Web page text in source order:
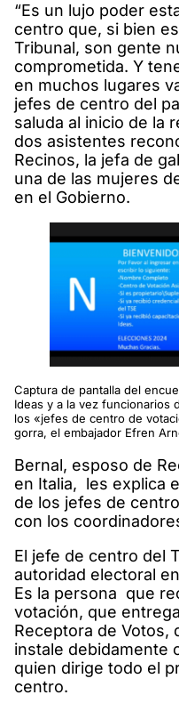
“Es un lujo poder
centro que, si bien
Tribunal, son gente
comprometida. Y
en muchos lugares
jefes de centro del
saluda al inicio de la
dos asistentes
Recinos, la jefa de
una de las mujeres
en el Gobierno.
Captura de pantalla del
Ideas y a la vez funcionarios
los «jefes de centro de
gorra, el embajador Efren
Bernal, esposo de
en Italia, les explica
de los jefes de
con los
El jefe de centro del
autoridad electoral
Es la persona que
votación, que
Receptora de Votos,
instale debidamente
quien dirige todo el
centro.